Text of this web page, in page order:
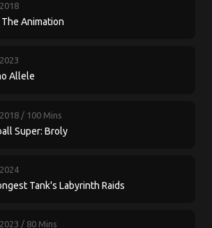
Animation
Allele
/ 100 Mins
Super: Broly
Tank's Labyrinth Raids
/ 80 Mins